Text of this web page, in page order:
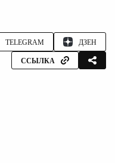
TELEGRAM ДЗЕН
ССЫЛКА